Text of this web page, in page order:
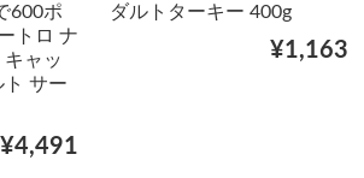
600ポ
トロ ナ
ャッ
ト サー
¥4,491
ダルトターキー 400g
¥1,163